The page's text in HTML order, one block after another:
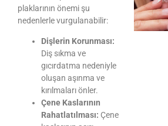
plaklarının önemi şu
nedenlerle vurgulanabilir:
Dişlerin Korunması:
Diş sıkma ve
gıcırdatma nedeniyle
oluşan aşınma ve
kırılmaları önler.
Çene Kaslarının
Rahatlatılması: Çene